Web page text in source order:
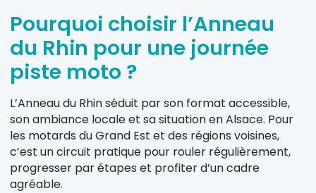
Pourquoi choisir l’Anneau
du Rhin pour une journée
piste moto ?
L’Anneau du Rhin séduit par son format accessible,
son ambiance locale et sa situation en Alsace. Pour
les motards du Grand Est et des régions voisines,
c’est un circuit pratique pour rouler régulièrement,
progresser par étapes et profiter d’un cadre
agréable.